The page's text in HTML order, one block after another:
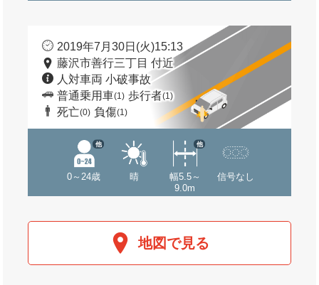
2019年7月30日(火)15:13
藤沢市善行三丁目 付近
人対車両 小破事故
普通乗用車(1) 歩行者(1)
死亡(0) 負傷(1)
0～24歳
他
晴
幅5.5～
9.0m
他
信号なし
地図で見る